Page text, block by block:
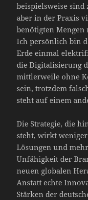
beispielsweise
aber in der Praxis
benötigten
Ich persönlich bin
Erde einmal
die Digitalisierung
mittlerweile ohne
sein, trotzdem
steht auf einem
Die Strategie, die
steht, wirkt
Lösungen und
Unfähigkeit der
neuen globalen
Anstatt echte
Stärken der